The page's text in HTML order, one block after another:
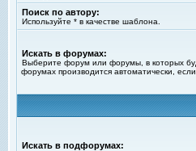
Поиск по автору:
Используйте * в качестве шаблона.
Искать в форумах:
Выберите форум или форумы, в которых
форумах производится автоматически,
Искать в подфорумах: